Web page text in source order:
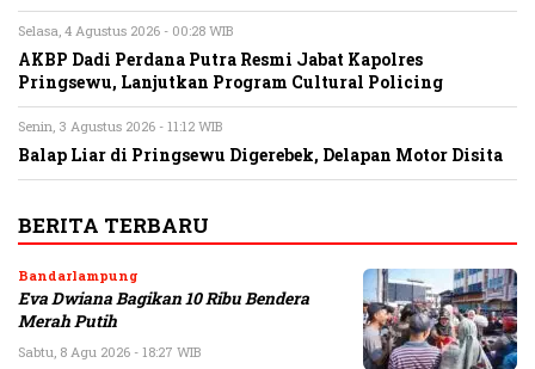
Selasa, 4 Agustus 2026 - 00:28 WIB
AKBP Dadi Perdana Putra Resmi Jabat Kapolres
Pringsewu, Lanjutkan Program Cultural Policing
Senin, 3 Agustus 2026 - 11:12 WIB
Balap Liar di Pringsewu Digerebek, Delapan Motor Disita
BERITA TERBARU
Bandarlampung
Eva Dwiana Bagikan 10 Ribu Bendera
Merah Putih
Sabtu, 8 Agu 2026 - 18:27 WIB